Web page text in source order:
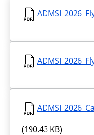
(190.43 KB)